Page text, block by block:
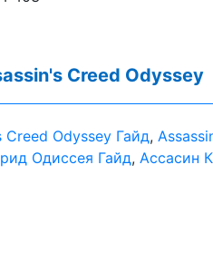
Creed Odyssey
Creed Odyssey Гайд,
Одиссея Гайд, Aссасин